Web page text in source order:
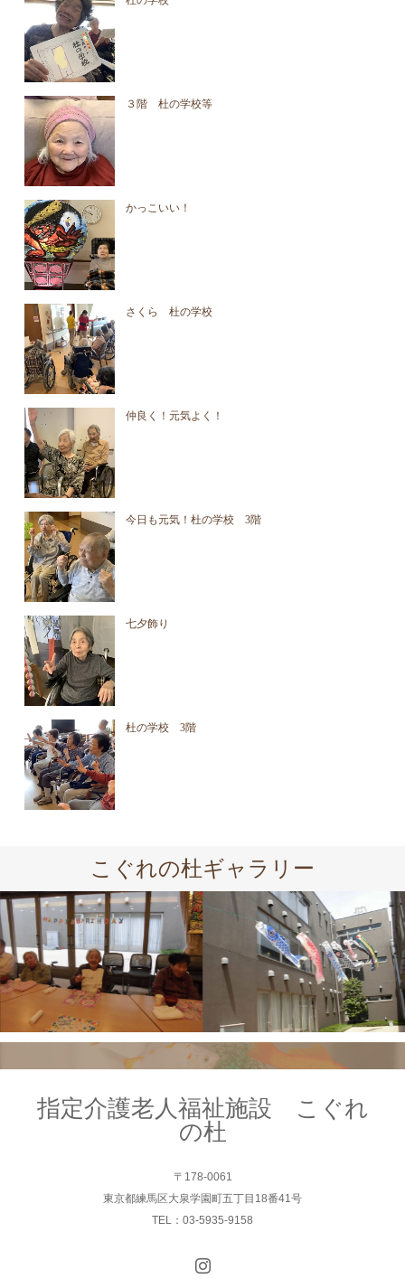
３階 杜の学校等
かっこいい！
さくら 杜の学校
仲良く！元気よく！
今日も元気！杜の学校 3階
七夕飾り
杜の学校 3階
こぐれの杜ギャラリー
指定介護老人福祉施設 こぐれ
の杜
〒178-0061
東京都練馬区大泉学園町五丁目18番41号
TEL：03-5935-9158